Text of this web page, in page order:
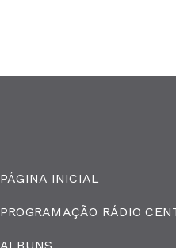
PÁGINA INICIAL
PROGRAMAÇÃO RÁDIO